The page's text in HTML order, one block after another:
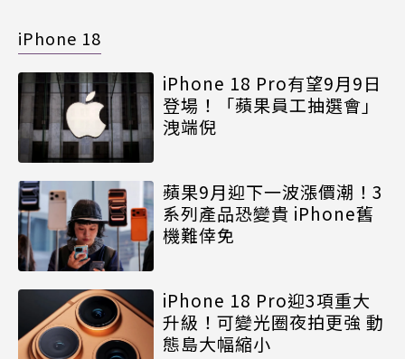
iPhone 18
iPhone 18 Pro有望9月9日
登場！「蘋果員工抽選會」
洩端倪
蘋果9月迎下一波漲價潮！3
系列產品恐變貴 iPhone舊
機難倖免
iPhone 18 Pro迎3項重大
升級！可變光圈夜拍更強 動
態島大幅縮小